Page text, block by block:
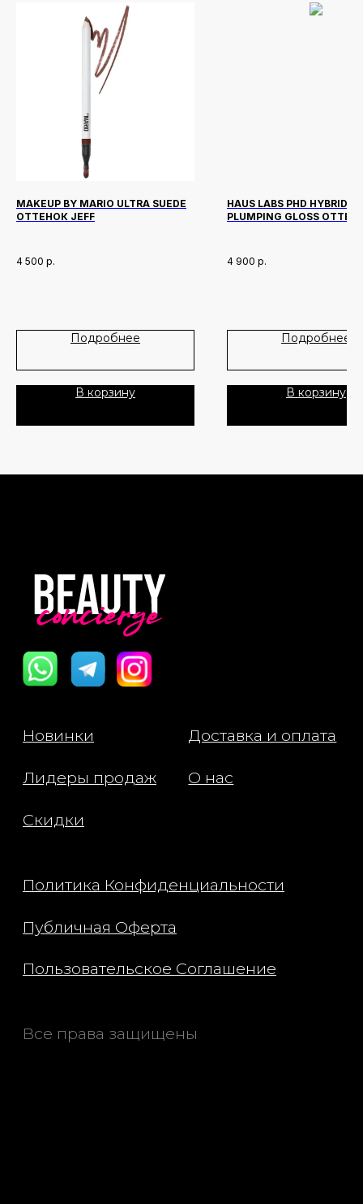
MAKEUP BY MARIO ULTRA SUEDE
ОТТЕНОК JEFF
4 500 р.
Подробнее
В корзину
HAUS LABS PHD HYBRID
PLUMPING GLOSS
4 900 р.
Подробнее
В корзину
Публичная Оферта